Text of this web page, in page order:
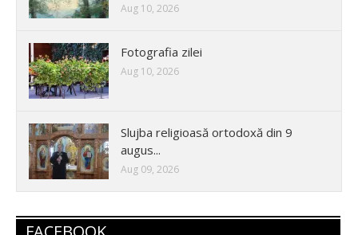
Aug 10, 2026
Fotografia zilei
Aug 10, 2026
Slujba religioasă ortodoxă din 9
augus...
Aug 09, 2026